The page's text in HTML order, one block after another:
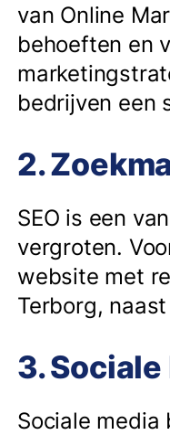
van Online
behoeften en
bedrijven een
2.
SEO is een
vergroten.
website met
Terborg,
3.
Sociale